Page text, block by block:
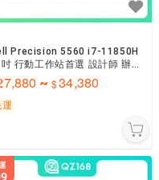
Precision 5560 i7-11850H
行動工作站首選 設計師 辦公
效續航 二手筆電
~ 34,380
運